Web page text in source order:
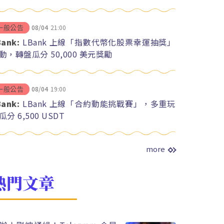
般公告 08/04 21:00
LBank 上線「指數代幣化股票幸運抽獎」
，轉盤瓜分 50,000 美元獎勵
般公告 08/04 19:00
LBank 上線「合約動能挑戰賽」，多重玩
分 6,500 USDT
more
門文章